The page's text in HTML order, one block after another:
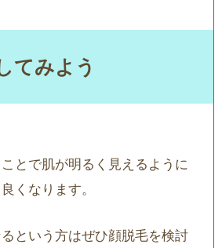
てみよう
とで肌が明るく見えるように
くなります。
という方はぜひ顔脱毛を検討